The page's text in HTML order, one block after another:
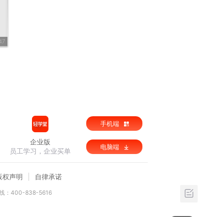
企业版
员工学习，企业买单
手机端
电脑端
权声明 自律承诺
：400-838-5616